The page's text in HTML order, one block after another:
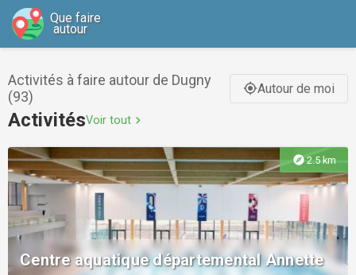
Que faire
autour
Activités à faire autour de Dugny
(93)
gps_fixedAutour de moi
ActivitésVoir tout chevron_right
explore2.5 km
Centre aquatique départemental Annette